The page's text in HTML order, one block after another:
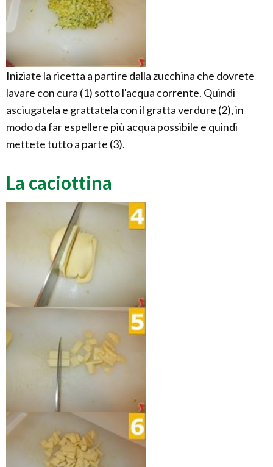
Iniziate la ricetta a partire dalla zucchina che dovrete
lavare con cura (1) sotto l'acqua corrente. Quindi
asciugatela e grattatela con il gratta verdure (2), in
modo da far espellere più acqua possibile e quindi
mettete tutto a parte (3).
La caciottina